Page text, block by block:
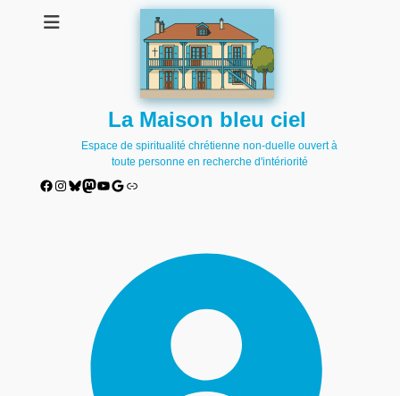
La Maison bleu ciel
Espace de spiritualité chrétienne non-duelle ouvert à
toute personne en recherche d'intériorité
Facebook
Instagram
Bluesky
Mastodon
YouTube
Google
Lien